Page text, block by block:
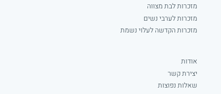
מזכרות לבת מצווה
מזכרות לערבי נשים
מזכרות הקדשה לעלוי נשמת
אודות
יצירת קשר
שאלות נפוצות